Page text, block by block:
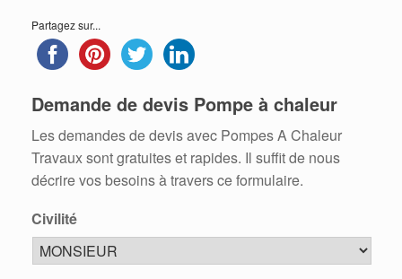
Partagez sur...
Demande de devis Pompe à chaleur
Les demandes de devis avec Pompes A Chaleur
Travaux sont gratuites et rapides. Il suffit de nous
décrire vos besoins à travers ce formulaire.
Civilité